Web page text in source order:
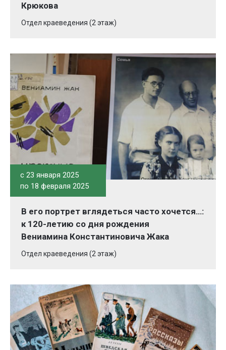
Крюкова
Отдел краеведения (2 этаж)
c 23 января 2025
по 18 февраля 2025
В его портрет вглядеться часто хочется…:
к 120-летию со дня рождения
Вениамина Константиновича Жака
Отдел краеведения (2 этаж)